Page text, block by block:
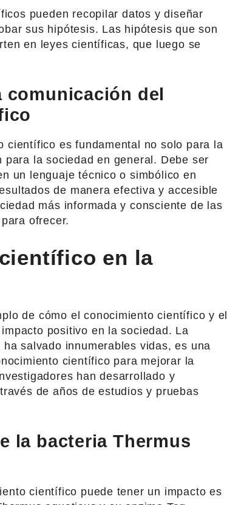
pueden recopilar datos y diseñar
sus hipótesis. Las hipótesis que son
en leyes científicas, que luego se
comunicación del
científico es fundamental no solo para la
la sociedad en general. Debe ser
un lenguaje técnico o simbólico en
de manera efectiva y accesible
más informada y consciente de las
ofrecer.
en la
de cómo el conocimiento científico y el
positivo en la sociedad. La
salvado innumerables vidas, es una
científico para mejorar la
han desarrollado y
de años de estudios y pruebas
la bacteria Thermus
científico puede tener un impacto es